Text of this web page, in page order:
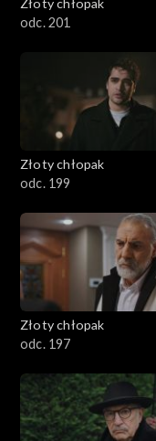
odc. 201
Złoty chłopak
odc. 199
Złoty chłopak
odc. 197